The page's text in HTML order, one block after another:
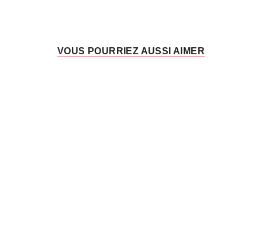
VOUS POURRIEZ AUSSI AIMER